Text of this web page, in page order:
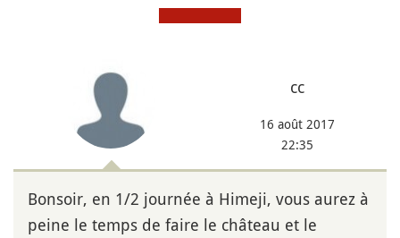
cc
16 août 2017
22:35
Bonsoir, en 1/2 journée à Himeji, vous aurez à
peine le temps de faire le château et le